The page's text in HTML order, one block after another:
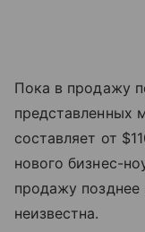
Пока в продажу
представленных
составляет от
нового бизнес-
продажу позднее
неизвестна.